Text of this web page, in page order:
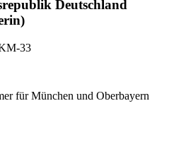
Deutschland
33
für München und Oberbayern